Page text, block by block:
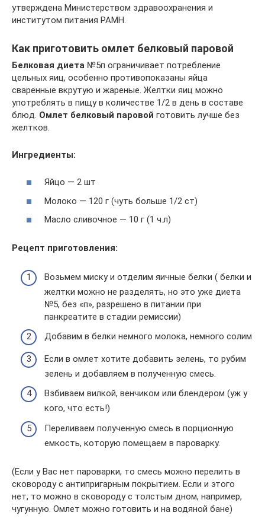
утверждена Министерством здравоохранения и
институтом питания РАМН.
Как приготовить омлет белковый паровой
Белковая диета №5п ограничивает потребление
цельных яиц, особенно противопоказаны яйца
сваренные вкрутую и жареные. Желтки яиц можно
употреблять в пищу в количестве 1/2 в день в составе
блюд. Омлет белковый паровой готовить лучше без
желтков.
Ингредиенты:
Яйцо — 2 шт
Молоко — 120 г (чуть больше 1/2 ст)
Масло сливочное — 10 г (1 ч.л)
Рецепт приготовления:
Возьмем миску и отделим яичные белки ( белки и
желтки можно не разделять, но это уже диета
№5, без «п», разрешено в питании при
панкреатите в стадии ремиссии)
Добавим в белки немного молока, немного солим
Если в омлет хотите добавить зелень, то рубим
зелень и добавляем в полученную смесь.
Взбиваем вилкой, венчиком или блендером (уж у
кого, что есть!)
Переливаем полученную смесь в порционную
емкость, которую помещаем в пароварку.
(Если у Вас нет пароварки, то смесь можно перелить в
сковороду с антипригарным покрытием. Если и этого
нет, то можно в сковороду с толстым дном, например,
чугунную. Омлет можно готовить и на водяной бане)